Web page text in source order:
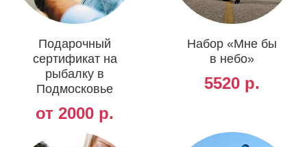
Подарочный
сертификат на
рыбалку в
Подмосковье
от 2000 р.
Набор «Мне бы
в небо»
5520 р.